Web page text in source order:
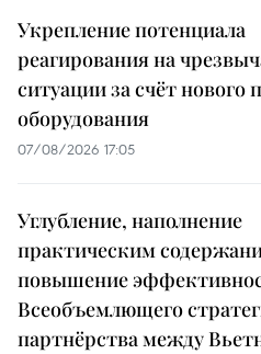
Укрепление потенциала
реагирования на
ситуации за счёт нового
оборудования
07/08/2026 17:05
Углубление, наполнение
практическим
повышение
Всеобъемлющего
партнёрства между